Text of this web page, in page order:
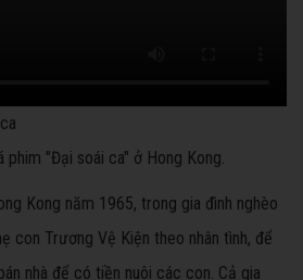
phim "Đại soái ca" ở Hong Kong.
Kong năm 1965, trong gia đình nghèo
con Trương Vệ Kiện theo nhân tình, để
nhà để có tiền nuôi các con. Cả gia